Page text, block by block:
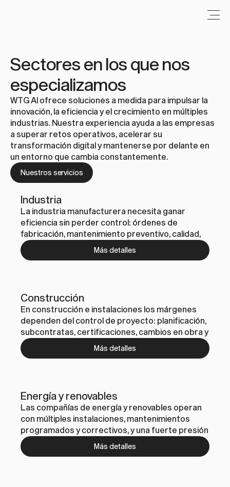
Sectores en los que nos
especializamos
WTG AI ofrece soluciones a medida para impulsar la
innovación, la eficiencia y el crecimiento en múltiples
industrias. Nuestra experiencia ayuda a las empresas
a superar retos operativos, acelerar su
transformación digital y mantenerse por delante en
un entorno que cambia constantemente.
Nuestros servicios
Industria
La industria manufacturera necesita ganar
eficiencia sin perder control: órdenes de
fabricación, mantenimiento preventivo, calidad,
trazabilidad y un gran volumen de documentación
técnica. WTG AI implanta agentes y
entre planta y oficina.
Más detalles
Construcción
En construcción e instalaciones los márgenes
dependen del control de proyecto: planificación,
subcontratas, certificaciones, cambios en obra y
una coordinación diaria intensa. WTG AI digitaliza
y automatiza el flujo completo desde la captación
Más detalles
Energía y renovables
Las compañías de energía y renovables operan
con múltiples instalaciones, mantenimientos
programados y correctivos, y una fuerte presión
regulatoria. WTG AI conecta datos de sensores,
GMAO/CMMS y backoffice para automatizar
Más detalles